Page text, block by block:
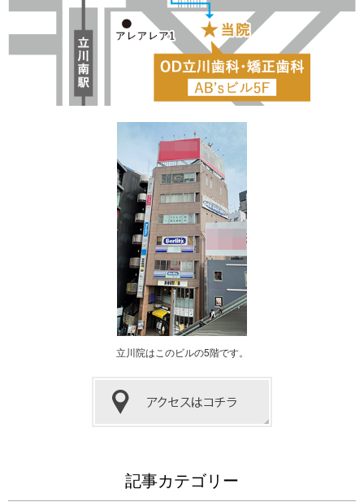
立川院はこのビルの5階です。
記事カテゴリー